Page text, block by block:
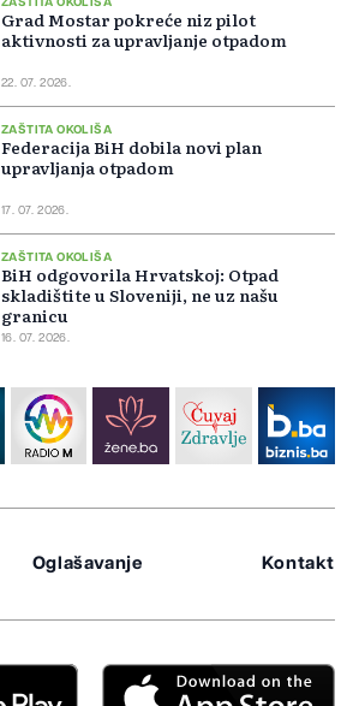
Grad Mostar pokreće niz pilot
aktivnosti za upravljanje otpadom
22. 07. 2026.
ZAŠTITA OKOLIŠA
Federacija BiH dobila novi plan
upravljanja otpadom
17. 07. 2026.
ZAŠTITA OKOLIŠA
BiH odgovorila Hrvatskoj: Otpad
skladištite u Sloveniji, ne uz našu
granicu
16. 07. 2026.
Oglašavanje Kontakt